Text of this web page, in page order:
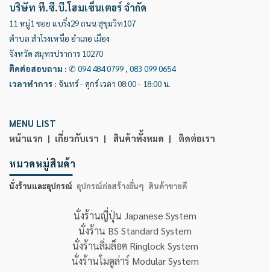
บริษัท ที.ซี.บี.โฮมเซ็นเตอร์ จำกัด
11 หมู่1 ซอย แบริ่ง29 ถนน สุขุมวิท107
ตำบล สำโรงเหนือ อำเภอ เมือง
จังหวัด สมุทรปราการ 10270
ติดต่อสอบถาม : ✆ 094 484 0799 , 083 099 0654
เวลาทำการ : จันทร์ - ศุกร์ เวลา 08:00 - 18:00 น.
MENU LIST
หน้าแรก | เกี่ยวกับเรา | สินค้าทั้งหมด | ติดต่อเรา
หมวดหมู่สินค้า
นั่งร้านและอุปกรณ์ อุปกรณ์ก่อสร้างอื่นๆ สินค้าขายดี
นั่งร้านญี่ปุ่น Japanese System
นั่งร้าน BS Standard System
นั่งร้านลิ่มล็อค Ringlock System
นั่งร้านโมดูล่าร์ Modular System